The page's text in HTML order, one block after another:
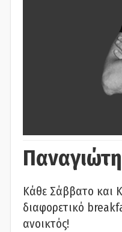
Κάθε Σάββατο και
διαφορετικό
ανοικτός!